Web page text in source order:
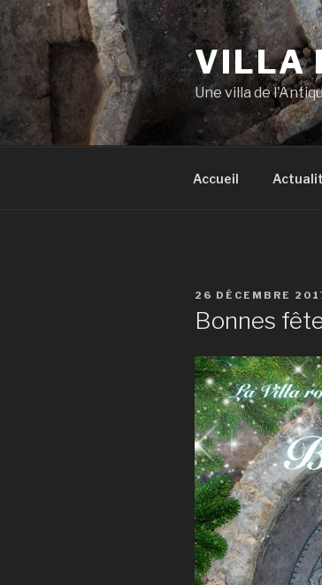
Aller
au
contenu
principal
VILLA
Une villa de
Accueil
PUBLIÉ
LE
26 DÉCEMBRE
Bonnes